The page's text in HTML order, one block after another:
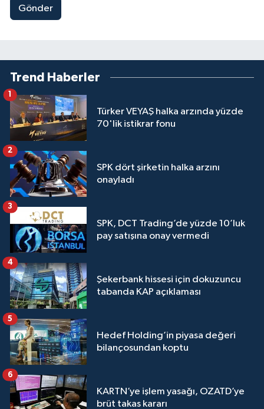
Gönder
Trend Haberler
Türker VEYAŞ halka arzında yüzde
70'lik istikrar fonu
SPK dört şirketin halka arzını
onayladı
2
SPK, DCT Trading’de yüzde 10’luk
pay satışına onay vermedi
3
Şekerbank hissesi için dokuzuncu
tabanda KAP açıklaması
4
Hedef Holding’in piyasa değeri
bilançosundan koptu
5
KARTN’ye işlem yasağı, OZATD’ye
brüt takas kararı
6